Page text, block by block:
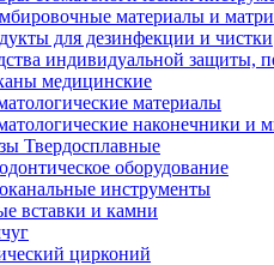
материалы и
для дезинфекции и чистки
индивидуальной защиты,
медицинские
материалы
наконечники и
Твердосплавные
оборудование
инструменты
вставки и камни
цирконий